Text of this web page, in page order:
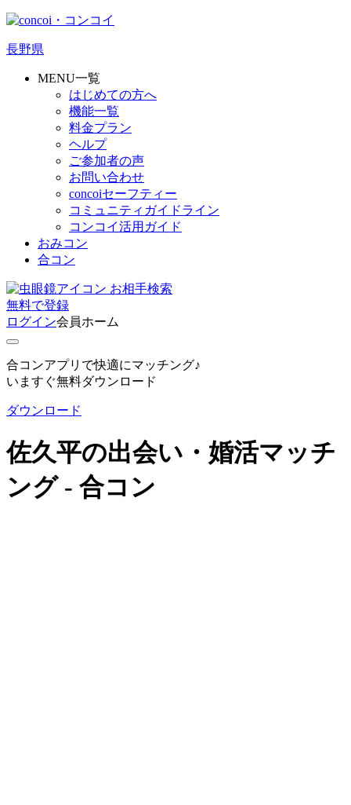
長野県
MENU一覧
はじめての方へ
機能一覧
料金プラン
ヘルプ
ご参加者の声
お問い合わせ
concoiセーフティー
コミュニティガイドライン
コンコイ活用ガイド
おみコン
合コン
お相手検索
無料で登録
ログイン会員ホーム
合コンアプリで快適にマッチング♪
いますぐ無料ダウンロード
ダウンロード
佐久平の出会い・婚活マッチ
ング - 合コン